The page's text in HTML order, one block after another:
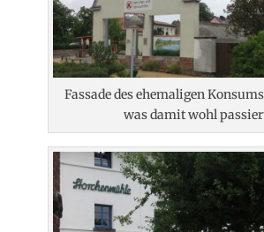
Fassade des ehemaligen
was damit wohl